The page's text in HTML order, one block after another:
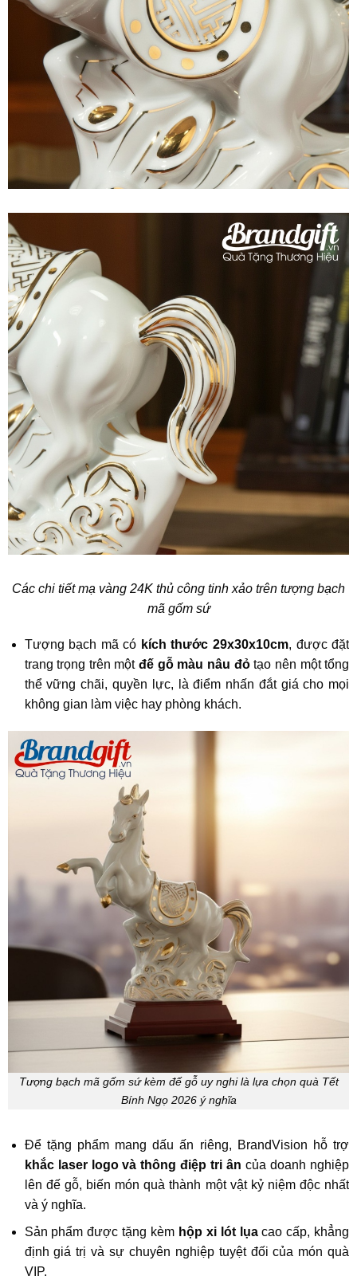
Các chi tiết mạ vàng 24K thủ công tinh xảo trên tượng bạch
mã gốm sứ
Tượng bạch mã có kích thước 29x30x10cm, được đặt
trang trọng trên mộtđế gỗ màu nâu đỏtạo nên một tổng
thể vững chãi, quyền lực, là điểm nhấn đắt giá cho mọi
không gian làm việc hay phòng khách.
Tượng bạch mã gốm sứ kèm đế gỗ uy nghi là lựa chọn quà Tết
Bính Ngọ 2026 ý nghĩa
Để tặng phẩm mang dấu ấn riêng, BrandVision hỗ trợ
khắc laser logo và thông điệp tri ân của doanh nghiệp
lên đế gỗ, biến món quà thành một vật kỷ niệm độc nhất
và ý nghĩa.
Sản phẩm được tặng kèm hộp xi lót lụacao cấp, khẳng
định giá trị và sự chuyên nghiệp tuyệt đối của món quà
VIP.